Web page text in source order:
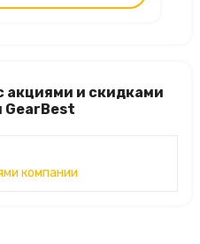
акциями и скидками
GearBest
компании